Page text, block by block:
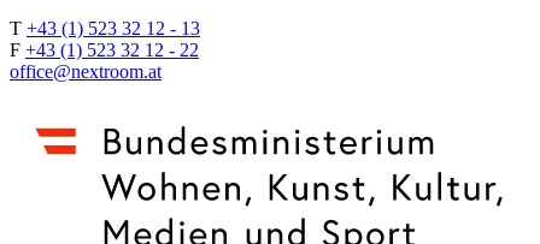
T +43 (1) 523 32 12 - 13
F +43 (1) 523 32 12 - 22
office@nextroom.at